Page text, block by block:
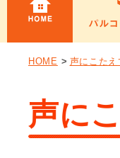
HOME > 声にこたえ
声に